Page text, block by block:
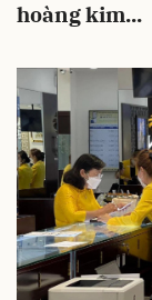
hoàng kim...